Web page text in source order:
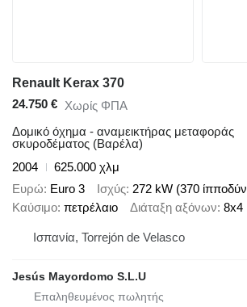
Renault Kerax 370
24.750 € Χωρίς ΦΠΑ
Δομικό όχημα - αναμεικτήρας μεταφοράς
σκυροδέματος (Βαρέλα)
2004
625.000 χλμ
Ευρώ Euro 3 Ισχύς 272 kW (370
Καύσιμο πετρέλαιο Διάταξη αξόνων 8x4
Ισπανία, Torrejón de Velasco
Jesús Mayordomo S.L.U